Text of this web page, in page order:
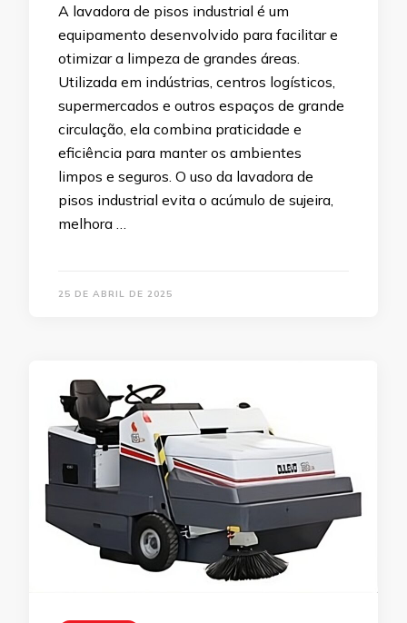
A lavadora de pisos industrial é um
equipamento desenvolvido para facilitar e
otimizar a limpeza de grandes áreas.
Utilizada em indústrias, centros logísticos,
supermercados e outros espaços de grande
circulação, ela combina praticidade e
eficiência para manter os ambientes
limpos e seguros. O uso da lavadora de
pisos industrial evita o acúmulo de sujeira,
melhora …
25 DE ABRIL DE 2025